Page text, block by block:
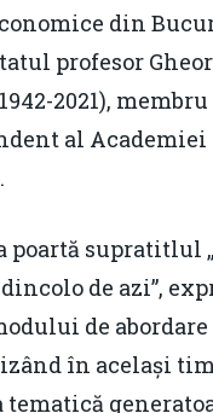
din
profesor
2021), membru
al Academiei
poartă supratitlul
de azi”,
de abordare
în același